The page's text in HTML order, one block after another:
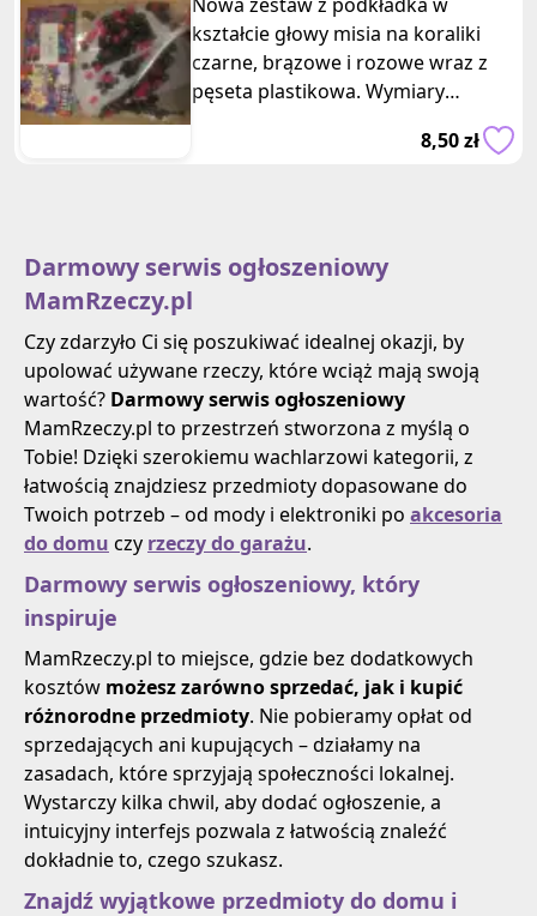
kształcie głowy misia na koraliki
czarne, brązowe i rozowe wraz z
pęseta plastikowa. Wymiary
8,50 zł
Darmowy serwis ogłoszeniowy
MamRzeczy.pl
Czy zdarzyło Ci się poszukiwać idealnej okazji, by
upolować używane rzeczy, które wciąż mają swoją
wartość? Darmowy serwis ogłoszeniowy
MamRzeczy.pl to przestrzeń stworzona z myślą o
Tobie! Dzięki szerokiemu wachlarzowi kategorii, z
łatwością znajdziesz przedmioty dopasowane do
Twoich potrzeb – od mody i elektroniki po akcesoria
do domu czy rzeczy do garażu.
Darmowy serwis ogłoszeniowy, który
inspiruje
MamRzeczy.pl to miejsce, gdzie bez dodatkowych
kosztów możesz zarówno sprzedać, jak i kupić
różnorodne przedmioty. Nie pobieramy opłat od
sprzedających ani kupujących – działamy na
zasadach, które sprzyjają społeczności lokalnej.
Wystarczy kilka chwil, aby dodać ogłoszenie, a
intuicyjny interfejs pozwala z łatwością znaleźć
dokładnie to, czego szukasz.
Znajdź wyjątkowe przedmioty do domu i